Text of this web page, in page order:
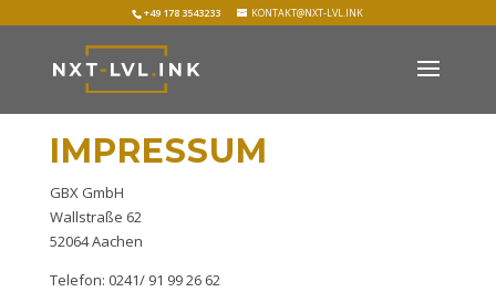
+49 178 3543233 KONTAKT@NXT-LVL.INK
IMPRESSUM
GBX GmbH
Wallstraße 62
52064 Aachen
Telefon: 0241/ 91 99 26 62